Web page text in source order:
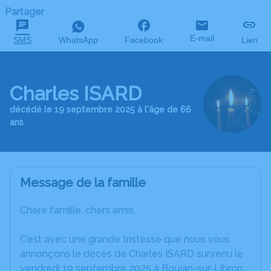
Partager
SMS WhatsApp Facebook E-mail Lien
Charles ISARD
décédé le 19 septembre 2025 à l'âge de 66
ans
Message de la famille
Chère famille, chers amis,
C’est avec une grande tristesse que nous vous
annonçons le décès de Charles ISARD survenu le
vendredi 19 septembre 2025 à Boujan-sur-Libron.